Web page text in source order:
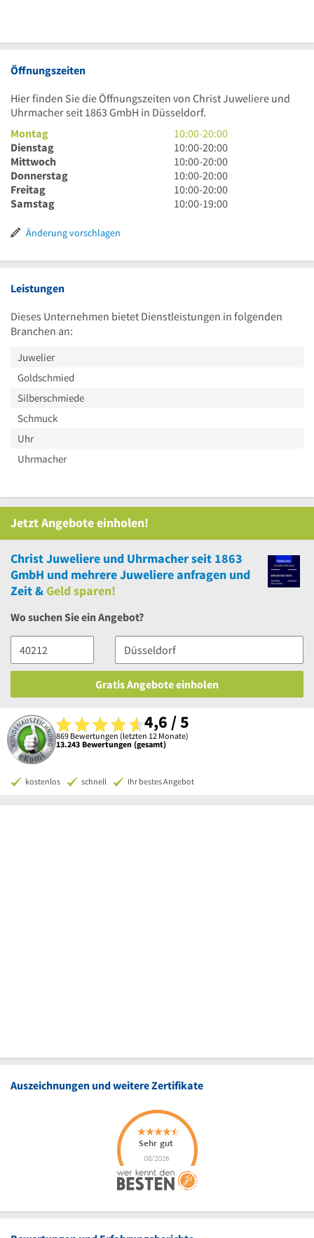
Öffnungszeiten
Hier finden Sie die Öffnungszeiten von Christ Juweliere und
Uhrmacher seit 1863 GmbH in Düsseldorf.
Montag
10
Uhr
bis
20
Uhr
10:00-20:00
Dienstag
10
Uhr
bis
20
Uhr
10:00-20:00
Mittwoch
10
Uhr
bis
20
10:00-20:00
Donnerstag
10
Uhr
bis
10:00-20:00
Freitag
10
Uhr
10:00-20:00
Samstag
10
Uhr
10:00-19:00
Änderung vorschlagen
Leistungen
Dieses Unternehmen bietet Dienstleistungen in folgenden
Branchen an:
Juwelier
Goldschmied
Silberschmiede
Schmuck
Uhr
Uhrmacher
Jetzt Angebote einholen!
Christ Juweliere und Uhrmacher seit 1863
GmbH und mehrereJuweliere anfragen und
Zeit &Geld sparen!
Wo suchen Sie ein Angebot?
Gratis Angebote einholen
4,6 / 5
869 Bewertungen (letzten 12 Monate)
13.243 Bewertungen (gesamt)
kostenlos schnell Ihr bestes Angebot
Auszeichnungen und weitere Zertifikate